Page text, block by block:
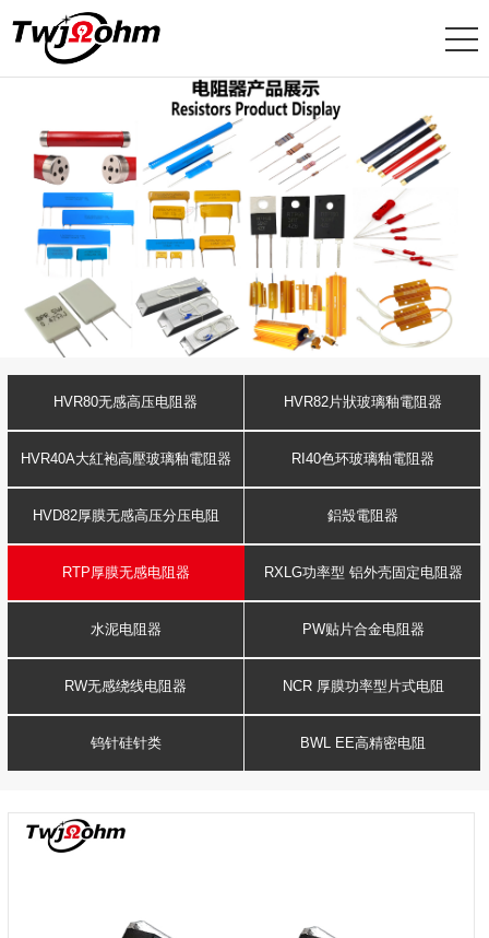
HVR80无感高压电阻器 HVR82片狀玻璃釉電阻器
HVR40A大紅袍高壓玻璃釉電阻器 RI40色环玻璃釉電阻器
HVD82厚膜无感高压分压电阻 鋁殼電阻器
RTP厚膜无感电阻器 RXLG功率型 铝外壳固定电阻器
水泥电阻器 PW贴片合金电阻器
RW无感绕线电阻器 NCR 厚膜功率型片式电阻
钨针硅针类 BWL EE高精密电阻